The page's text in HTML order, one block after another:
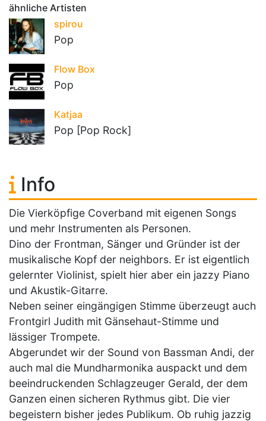
ähnliche Artisten
spirou
Pop
Flow Box
Pop
Katjaa
Pop [Pop Rock]
Info
Die Vierköpfige Coverband mit eigenen Songs
und mehr Instrumenten als Personen.
Dino der Frontman, Sänger und Gründer ist der
musikalische Kopf der neighbors. Er ist eigentlich
gelernter Violinist, spielt hier aber ein jazzy Piano
und Akustik-Gitarre.
Neben seiner eingängigen Stimme überzeugt auch
Frontgirl Judith mit Gänsehaut-Stimme und
lässiger Trompete.
Abgerundet wir der Sound von Bassman Andi, der
auch mal die Mundharmonika auspackt und dem
beeindruckenden Schlagzeuger Gerald, der dem
Ganzen einen sicheren Rythmus gibt. Die vier
begeistern bisher jedes Publikum. Ob ruhig jazzig